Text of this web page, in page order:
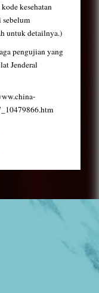
kesehatan
untuk detailnya.)
pengujian yang
Jenderal